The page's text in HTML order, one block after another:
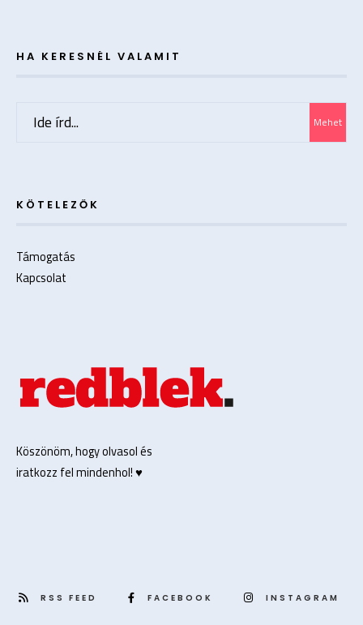
HA KERESNÉL VALAMIT
Mehet
KÖTELEZŐK
Támogatás
Kapcsolat
Köszönöm, hogy olvasol és
iratkozz fel mindenhol! ♥️
RSS FEED FACEBOOK INSTAGRAM